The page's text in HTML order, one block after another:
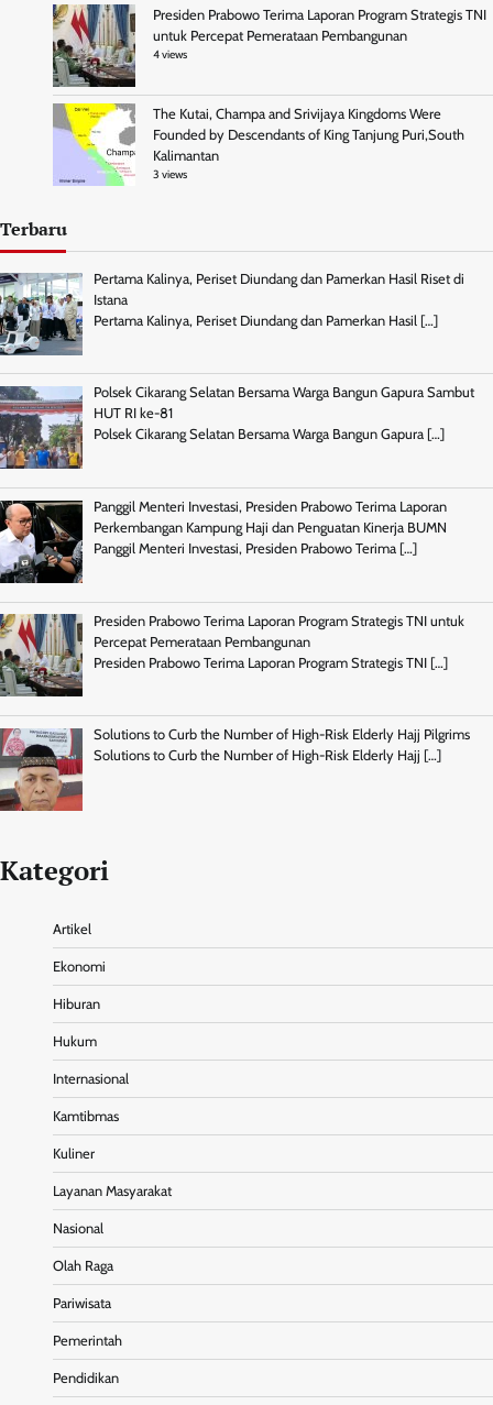
Presiden Prabowo Terima Laporan Program Strategis TNI
untuk Percepat Pemerataan Pembangunan
4 views
The Kutai, Champa and Srivijaya Kingdoms Were
Founded by Descendants of King Tanjung Puri,South
Kalimantan
3 views
Terbaru
Pertama Kalinya, Periset Diundang dan Pamerkan Hasil Riset di
Istana
Pertama Kalinya, Periset Diundang dan Pamerkan Hasil […]
Polsek Cikarang Selatan Bersama Warga Bangun Gapura Sambut
HUT RI ke-81
Polsek Cikarang Selatan Bersama Warga Bangun Gapura […]
Panggil Menteri Investasi, Presiden Prabowo Terima Laporan
Perkembangan Kampung Haji dan Penguatan Kinerja BUMN
Panggil Menteri Investasi, Presiden Prabowo Terima […]
Presiden Prabowo Terima Laporan Program Strategis TNI untuk
Percepat Pemerataan Pembangunan
Presiden Prabowo Terima Laporan Program Strategis TNI […]
Solutions to Curb the Number of High-Risk Elderly Hajj Pilgrims
Solutions to Curb the Number of High-Risk Elderly Hajj […]
Kategori
Artikel
Ekonomi
Hiburan
Hukum
Internasional
Kamtibmas
Kuliner
Layanan Masyarakat
Nasional
Olah Raga
Pariwisata
Pemerintah
Pendidikan